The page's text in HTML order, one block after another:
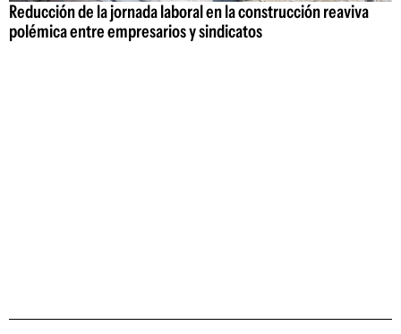
Reducción de la jornada laboral en la construcción reaviva
polémica entre empresarios y sindicatos